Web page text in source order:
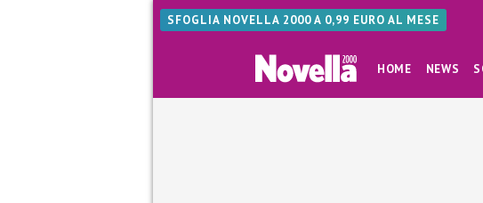
SFOGLIA NOVELLA 2000 A 0,99 EURO AL MESE
HOME NEWS